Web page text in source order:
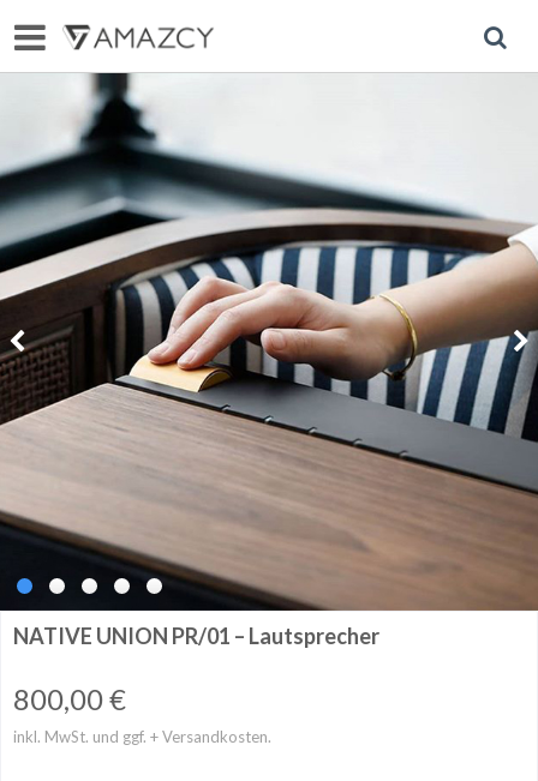
NATIVE UNION PR/01 – Lautsprecher
800,00€
inkl. MwSt. und ggf. + Versandkosten.